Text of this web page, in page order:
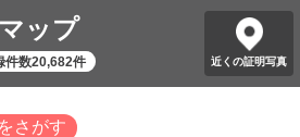
ップ
件数20,682件 近くの証明写真
さがす